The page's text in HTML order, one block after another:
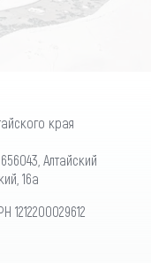
края
Алтайский
16а